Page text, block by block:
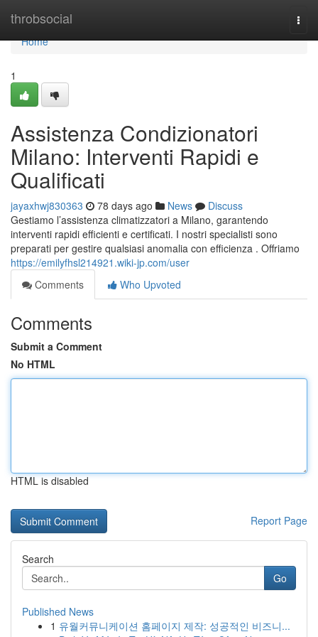
throbsocial
Home
Home
1
Assistenza Condizionatori
Milano: Interventi Rapidi e
Qualificati
jayaxhwj830363 78 days ago News
Discuss
Gestiamo l’assistenza climatizzatori a Milano, garantendo
interventi rapidi efficienti e certificati. I nostri specialisti sono
preparati per gestire qualsiasi anomalia con efficienza . Offriamo
https://emilyfhsl214921.wiki-jp.com/user
Comments
Who Upvoted
Comments
Submit a Comment
No HTML
HTML is disabled
Report Page
Search
Go
Published News
1 유월커뮤니케이션 홈페이지 제작: 성공적인 비즈니...